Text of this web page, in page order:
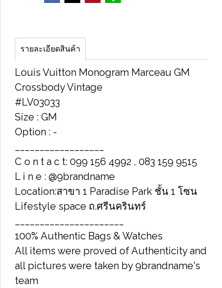
รายละเอียดสินค้า
Louis Vuitton Monogram Marceau GM
Crossbody Vintage
#LV03033
Size : GM
Option : -
C o n t a c t: 099 156 4992 , 083 159 9515
L i n e : @9brandname
Location:สาขา 1 Paradise Park ชั้น 1 โซน
Lifestyle space ถ.ศรีนครินทร์
100% Authentic Bags & Watches
All items were proved of Authenticity and
all pictures were taken by 9brandname's
team